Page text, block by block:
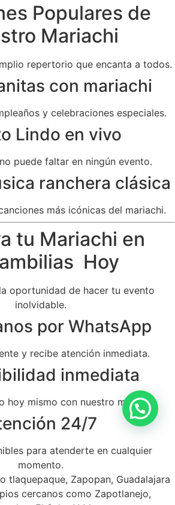
Populares de
Mariachi
repertorio que encanta a todos.
con mariachi
y celebraciones especiales.
Lindo en vivo
puede faltar en ningún evento.
ranchera clásica
más icónicas del mariachi.
tu Mariachi en
Hoy
oportunidad de hacer tu evento
inolvidable.
por WhatsApp
y recibe atención inmediata.
inmediata
hoy mismo con nuestro mariachi.
24/7
para atenderte en cualquier
momento.
tlaquepaque, Zapopan, Guadalajara
cercanos como Zapotlanejo,